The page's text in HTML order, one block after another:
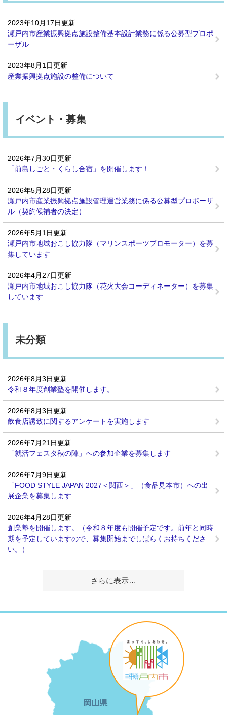
2023年10月17日更新
瀬戸内市産業振興拠点施設整備基本設計業務に係る公募型プロポ
ーザル
2023年8月1日更新
産業振興拠点施設の整備について
イベント・募集
2026年7月30日更新
「前島しごと・くらし合宿」を開催します！
2026年5月28日更新
瀬戸内市産業振興拠点施設管理運営業務に係る公募型プロポーザ
ル（契約候補者の決定）
2026年5月1日更新
瀬戸内市地域おこし協力隊（マリンスポーツプロモーター）を募
集しています
2026年4月27日更新
瀬戸内市地域おこし協力隊（花火大会コーディネーター）を募集
しています
未分類
2026年8月3日更新
令和８年度創業塾を開催します。
2026年8月3日更新
飲食店誘致に関するアンケートを実施します
2026年7月21日更新
「就活フェスタ秋の陣」への参加企業を募集します
2026年7月9日更新
「FOOD STYLE JAPAN 2027＜関西＞」（食品見本市）への出
展企業を募集します
2026年4月28日更新
創業塾を開催します。（令和８年度も開催予定です。前年と同時
期を予定していますので、募集開始までしばらくお持ちくださ
い。）
さらに表示…